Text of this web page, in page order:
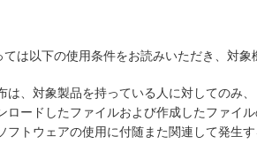
は以下の使用条件をお読みいただき、対象
は、対象製品を持っている人に対してのみ
ロードしたファイルおよび作成したファイ
フトウェアの使用に付随また関連して発生